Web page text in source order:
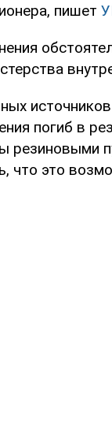
пишет
погиб в
резиновыми
что это